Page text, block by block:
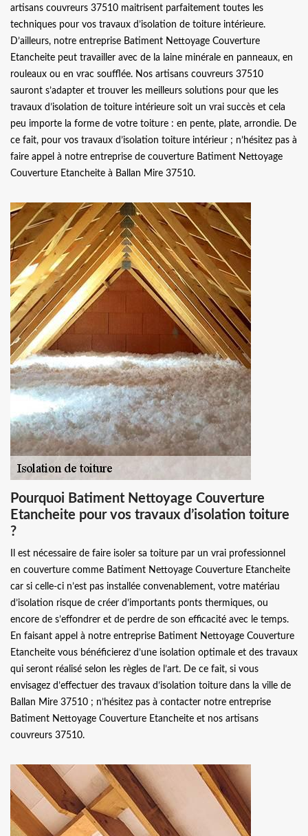
artisans couvreurs 37510 maitrisent parfaitement toutes les
techniques pour vos travaux d’isolation de toiture intérieure.
D’ailleurs, notre entreprise Batiment Nettoyage Couverture
Etancheite peut travailler avec de la laine minérale en panneaux, en
rouleaux ou en vrac soufflée. Nos artisans couvreurs 37510
sauront s’adapter et trouver les meilleurs solutions pour que les
travaux d’isolation de toiture intérieure soit un vrai succès et cela
peu importe la forme de votre toiture : en pente, plate, arrondie. De
ce fait, pour vos travaux d’isolation toiture intérieur ; n’hésitez pas à
faire appel à notre entreprise de couverture Batiment Nettoyage
Couverture Etancheite à Ballan Mire 37510.
Pourquoi Batiment Nettoyage Couverture
Etancheite pour vos travaux d’isolation toiture
?
Il est nécessaire de faire isoler sa toiture par un vrai professionnel
en couverture comme Batiment Nettoyage Couverture Etancheite
car si celle-ci n’est pas installée convenablement, votre matériau
d’isolation risque de créer d’importants ponts thermiques, ou
encore de s’effondrer et de perdre de son efficacité avec le temps.
En faisant appel à notre entreprise Batiment Nettoyage Couverture
Etancheite vous bénéficierez d’une isolation optimale et des travaux
qui seront réalisé selon les règles de l’art. De ce fait, si vous
envisagez d’effectuer des travaux d’isolation toiture dans la ville de
Ballan Mire 37510 ; n’hésitez pas à contacter notre entreprise
Batiment Nettoyage Couverture Etancheite et nos artisans
couvreurs 37510.